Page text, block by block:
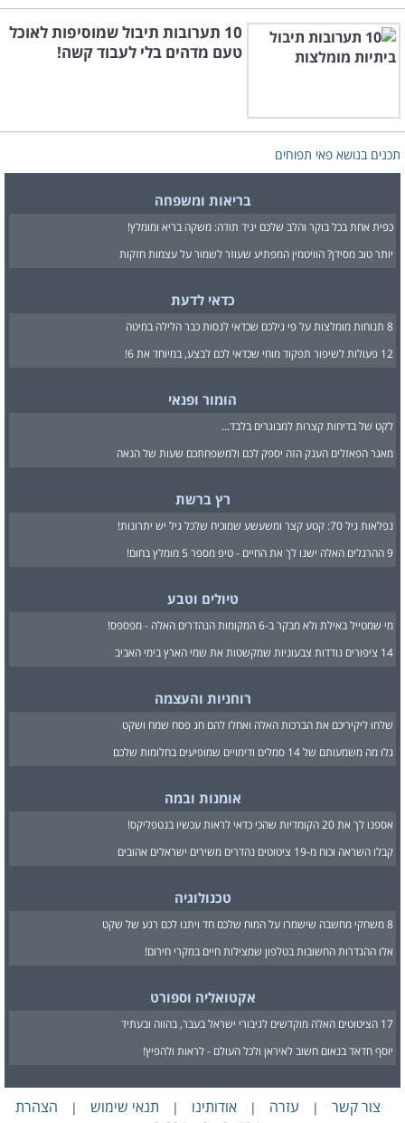
10 תערובות תיבול שמוסיפות לאוכל
טעם מדהים בלי לעבוד קשה!
תכנים בנושא פאי תפוחים
בריאות ומשפחה
כפית אחת בכל בוקר והלב שלכם יגיד תודה: משקה בריא ומומלץ!
יותר טוב מסידן? הוויטמין המפתיע שעוזר לשמור על עצמות חזקות
כדאי לדעת
8 תנוחות מומלצות על פי גילכם שכדאי לנסות כבר הלילה במיטה
12 פעולות לשיפור תפקוד מוחי שכדאי לכם לבצע, במיוחד את 6!
הומור ופנאי
לקט של בדיחות קצרות למבוגרים בלבד...
מאגר הפאזלים הענק הזה יספק לכם ולמשפחתכם שעות של הנאה
רץ ברשת
נפלאות גיל 70: קטע קצר ומשעשע שמוכיח שלכל גיל יש יתרונות!
9 ההרגלים האלה ישנו לך את החיים - טיפ מספר 5 מומלץ בחום!
טיולים וטבע
מי שמטייל באילת ולא מבקר ב-6 המקומות הנהדרים האלה - מפספס!
14 ציפורים נודדות צבעוניות שמקשטות את שמי הארץ בימי האביב
רוחניות והעצמה
שלחו ליקיריכם את הברכות האלה ואחלו להם חג פסח שמח ושקט
גלו מה משמעותם של 14 סמלים ודימויים שמופיעים בחלומות שלכם
אומנות ובמה
אספנו לך את 20 הקומדיות שהכי כדאי לראות עכשיו בנטפליקס!
קבלו השראה וכוח מ-19 ציטוטים נהדרים משירים ישראלים אהובים
טכנולוגיה
8 משחקי מחשבה שישמרו על המוח שלכם חד ויתנו לכם רגע של שקט
אלו ההגדרות החשובות בטלפון שמצילות חיים במקרי חירום!
אקטואליה וספורט
17 הציטוטים האלה מוקדשים לגיבורי ישראל בעבר, בהווה ובעתיד
יוסף חדאד בנאום חשוב לאיראן ולכל העולם - לראות ולהפיץ!
צור קשר | עזרה | אודותינו | תנאי שימוש |
הצהרת